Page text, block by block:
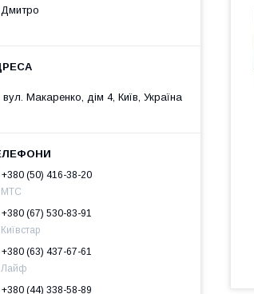
Дмитро
вул. Макаренко, дім 4, Київ, Україна
+380 (50) 416-38-20
МТС
+380 (67) 530-83-91
Київстар
+380 (63) 437-67-61
Лайф
+380 (44) 338-58-89